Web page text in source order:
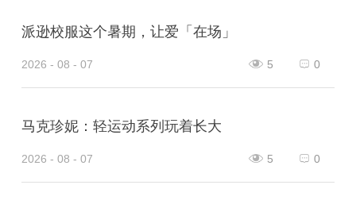
派逊校服这个暑期，让爱「在场」
2026 - 08 - 07 0
5
马克珍妮：轻运动系列玩着长大
2026 - 08 - 07 0
5